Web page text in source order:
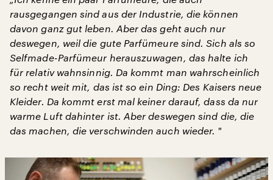
rausgegangen sind aus der Industrie, die können
davon ganz gut leben. Aber das geht auch nur
deswegen, weil die gute Parfümeure sind. Sich als so
Selfmade-Parfümeur herauszuwagen, das halte ich
für relativ wahnsinnig. Da kommt man wahrscheinlich
so recht weit mit, das ist so ein Ding: Des Kaisers neue
Kleider. Da kommt erst mal keiner darauf, dass da nur
warme Luft dahinter ist. Aber deswegen sind die, die
das machen, die verschwinden auch wieder. "